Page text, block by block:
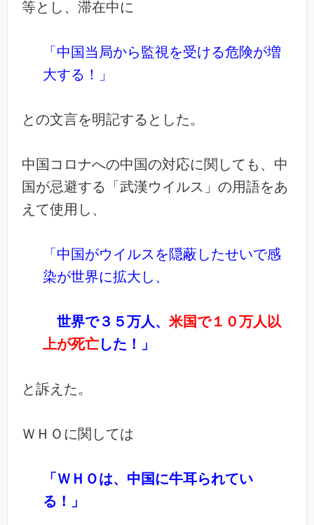
等とし、滞在中に
「中国当局から監視を受ける危険が増
大する！」
との文言を明記するとした。
中国コロナへの中国の対応に関しても、中
国が忌避する「武漢ウイルス」の用語をあ
えて使用し、
「中国がウイルスを隠蔽したせいで感
染が世界に拡大し、
世界で３５万人、 米国で１０万人以
上が死亡した！」
と訴えた。
ＷＨＯに関しては
「ＷＨＯは、中国に牛耳られてい
る！」